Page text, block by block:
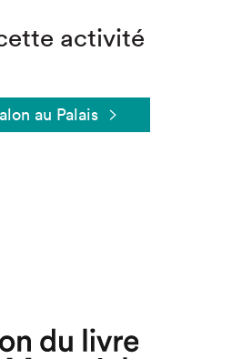
activité
au Palais